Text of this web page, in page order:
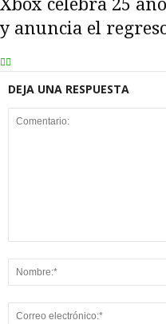
Xbox celebra 25
y anuncia el
DEJA UNA RESPUESTA